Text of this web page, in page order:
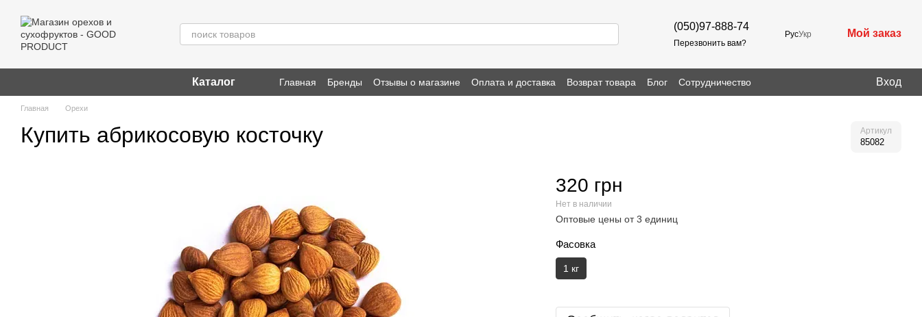
(050)97-888-74
Перезвонить вам?
РусУкр Мой заказ
Каталог Главная Бренды Отзывы о магазине Оплата и доставка Возврат товара Блог Сотрудничество Вход
Главная Орехи
Купить абрикосовую косточку Артикул
85082
320 грн
Нет в наличии
Оптовые цены от 3 единиц
Фасовка
1 кг